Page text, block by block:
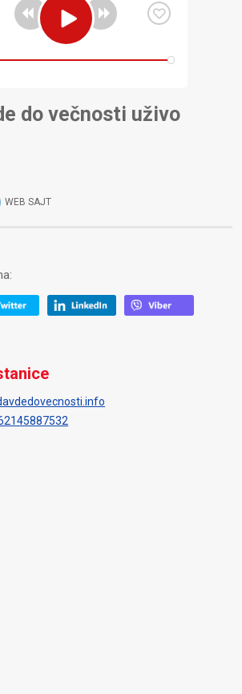
do večnosti uživo
WEB SAJT